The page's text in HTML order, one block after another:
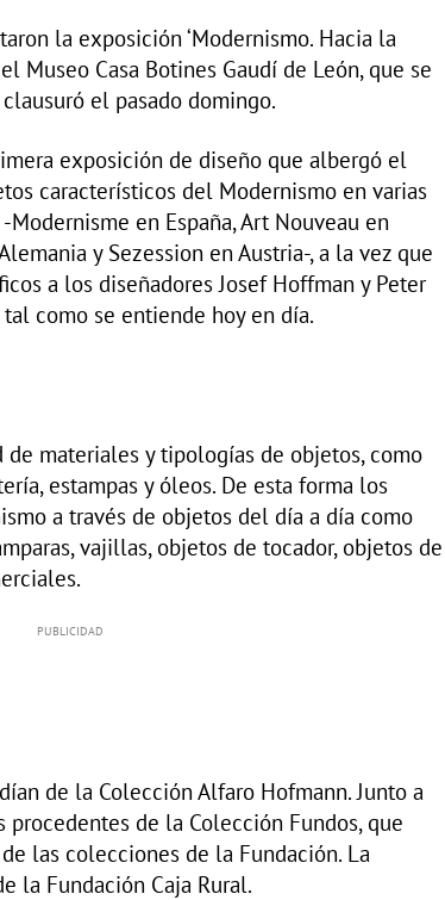
la exposición ‘Modernismo. Hacia la
Museo Casa Botines Gaudí de León, que se
el pasado domingo.
exposición de diseño que albergó el
característicos del Modernismo en varias
en España, Art Nouveau en
y Sezession en Austria-, a la vez que
a los diseñadores Josef Hoffman y Peter
como se entiende hoy en día.
de materiales y tipologías de objetos, como
estampas y óleos. De esta forma los
a través de objetos del día a día como
vajillas, objetos de tocador, objetos de
de la Colección Alfaro Hofmann. Junto a
de la Colección Fundos, que
las colecciones de la Fundación. La
la Fundación Caja Rural.